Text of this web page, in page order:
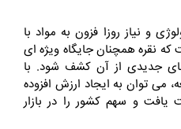
و نیاز روزا‌ فزون به مواد با
که نقره همچنان جایگاه ویژه‌ ای
جدیدی از آن کشف شود. با
می‌ توان به ایجاد ارزش افزوده
یافت و سهم کشور را در بازار